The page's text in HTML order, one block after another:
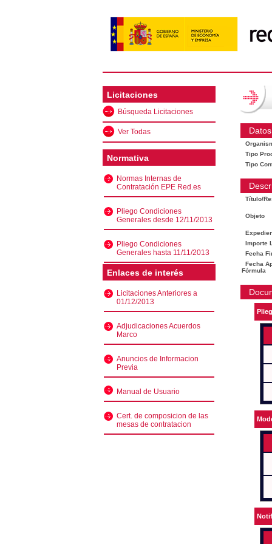
Licitaciones
Búsqueda Licitaciones
Ver Todas
Normativa
Normas Internas de
Contratación EPE Red.es
Pliego Condiciones
Generales desde 12/11/2013
Pliego Condiciones
Generales hasta 11/11/2013
Enlaces de interés
Licitaciones Anteriores a
01/12/2013
Adjudicaciones Acuerdos
Marco
Anuncios de Informacion
Previa
Manual de Usuario
Cert. de composicion de las
mesas de contratacion
Tipo
Tipo
Título/
Objeto
Importe
Fecha
Fecha
Fórmula